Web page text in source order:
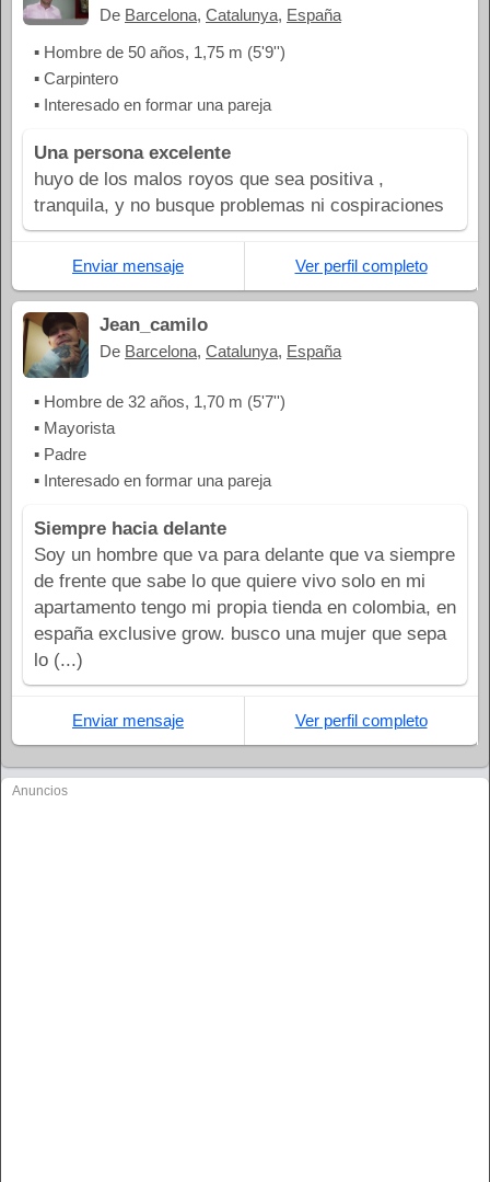
De Barcelona, Catalunya, España
▪ Hombre de 50 años, 1,75 m (5'9'')
▪ Carpintero
▪ Interesado en formar una pareja
Una persona excelente
huyo de los malos royos que sea positiva ,
tranquila, y no busque problemas ni cospiraciones
Enviar mensaje Ver perfil completo
Jean_camilo
De Barcelona, Catalunya, España
▪ Hombre de 32 años, 1,70 m (5'7'')
▪ Mayorista
▪ Padre
▪ Interesado en formar una pareja
Siempre hacia delante
Soy un hombre que va para delante que va siempre
de frente que sabe lo que quiere vivo solo en mi
apartamento tengo mi propia tienda en colombia, en
españa exclusive grow. busco una mujer que sepa
lo (...)
Enviar mensaje Ver perfil completo
Anuncios